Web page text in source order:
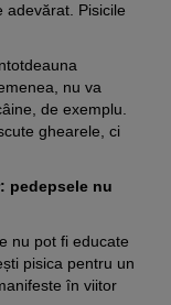
adevărat. Pisicile
nu va
de exemplu.
ghearele, ci
pedepsele nu
nu pot fi educate
pisica pentru un
în viitor